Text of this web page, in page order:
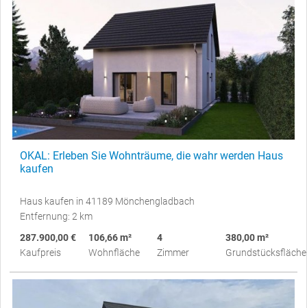
OKAL: Erleben Sie Wohnträume, die wahr werden Haus
kaufen
Haus kaufen in 41189 Mönchengladbach
Entfernung: 2 km
287.900,00 €
Kaufpreis
106,66 m²
Wohnfläche
4
Zimmer
380,00 m²
Grundstücksfläche